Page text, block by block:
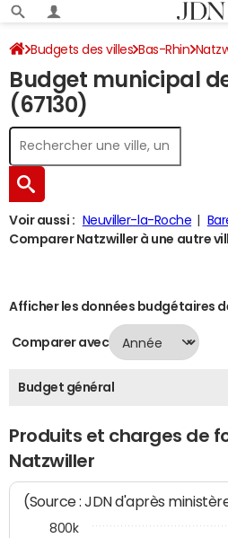
Budgets des villes Bas-Rhin
Budget municipal
(67130)
Voir aussi : Neuviller-la-Roche
Comparer Natzwiller à une autre
Afficher les données budgétaires
Comparer avec
Budget général
Produits et charges de
Natzwiller
(Source : JDN d'après
800k